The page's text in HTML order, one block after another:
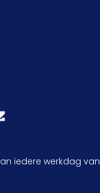
iedere werkdag van